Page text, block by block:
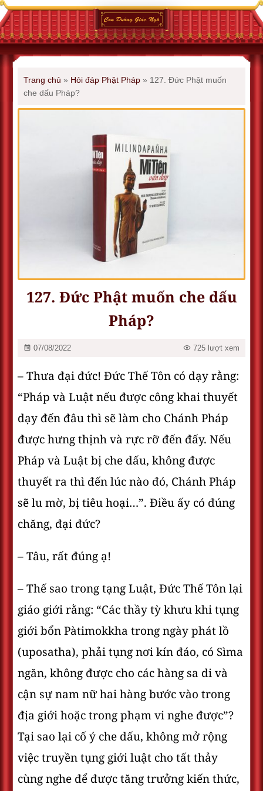
Trang chủ » Hỏi đáp Phật Pháp » 127. Đức Phật muốn
che dấu Pháp?
127. Đức Phật muốn che dấu
Pháp?
07/08/2022 725 lượt xem
– Thưa đại đức! Đức Thế Tôn có dạy rằng:
“Pháp và Luật nếu được công khai thuyết
dạy đến đâu thì sẽ làm cho Chánh Pháp
được hưng thịnh và rực rỡ đến đấy. Nếu
Pháp và Luật bị che dấu, không được
thuyết ra thì đến lúc nào đó, Chánh Pháp
sẽ lu mờ, bị tiêu hoại…”. Điều ấy có đúng
chăng, đại đức?
– Tâu, rất đúng ạ!
– Thế sao trong tạng Luật, Đức Thế Tôn lại
giáo giới rằng: “Các thầy tỳ khưu khi tụng
giới bổn Pàtimokkha trong ngày phát lồ
(uposatha), phải tụng nơi kín đáo, có Sìma
ngăn, không được cho các hàng sa di và
cận sự nam nữ hai hàng bước vào trong
địa giới hoặc trong phạm vi nghe được”?
Tại sao lại cố ý che dấu, không mở rộng
việc truyền tụng giới luật cho tất thảy
cùng nghe để được tăng trưởng kiến thức,